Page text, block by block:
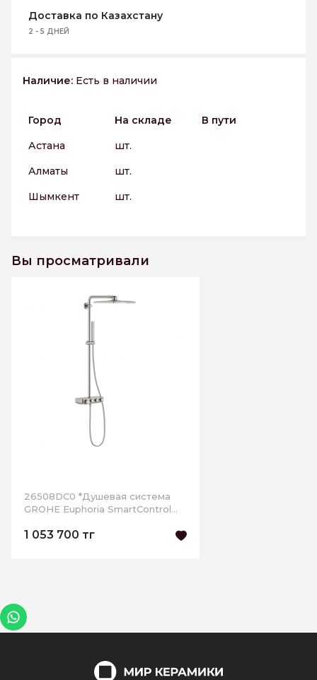
Доставка по Казахстану
2 - 5 ДНЕЙ
Наличие: Есть в наличии
Город На складе
В пути
Астана
шт.
Алматы
шт.
Шымкент
шт.
Вы просматривали
26508DC0 *Душевая система
GROHE Euphoria SmartControl
суперсталь
1 053 700 тг